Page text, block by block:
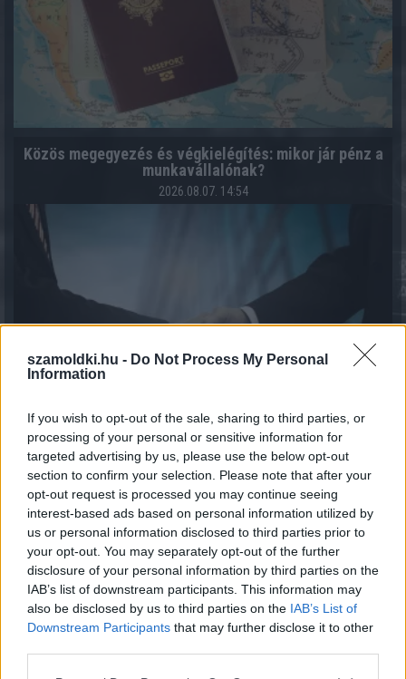
szamoldki.hu - Do Not Process My Personal
Information
If you wish to opt-out of the sale, sharing to third parties, or
processing of your personal or sensitive information for
targeted advertising by us, please use the below opt-out
section to confirm your selection. Please note that after your
opt-out request is processed you may continue seeing
interest-based ads based on personal information utilized by
us or personal information disclosed to third parties prior to
your opt-out. You may separately opt-out of the further
disclosure of your personal information by third parties on the
IAB’s list of downstream participants. This information may
also be disclosed by us to third parties on the IAB’s List of
Downstream Participants that may further disclose it to other
Közös megegyezés és végkielégítés: mikor jár pénz a
munkavállalónak?
2026.08.07. 14:54
7 módszer, ahogy a háztartások csökkenteni tudják a
villamos energia fogyasztásukat
2026.08.07. 13:25